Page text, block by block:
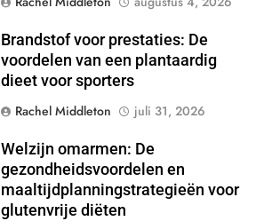
Brandstof voor prestaties: De
voordelen van een plantaardig
dieet voor sporters
Rachel Middleton
juli 31, 2026
Welzijn omarmen: De
gezondheidsvoordelen en
maaltijdplanningstrategieën voor
glutenvrije diëten